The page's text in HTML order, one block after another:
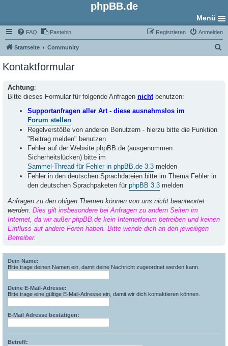
phpBB.de
Menü
FAQ Pastebin Anmelden
Registrieren
Startseite Community
Kontaktformular
Achtung:
Bitte dieses Formular für folgende Anfragen nichtbenutzen:
Supportanfragen aller Art - diese ausnahmslos im
Forum stellen
Regelverstöße von anderen Benutzern - hierzu bitte die Funktion
"Beitrag melden" benutzen
Fehler auf der Website phpBB.de (ausgenommen
Sicherheitslücken) bitte im
Sammel-Thread für Fehler in phpBB.de 3.3 melden
Fehler in den deutschen Sprachdateien bitte im Thema Fehler in
den deutschen Sprachpaketen für phpBB 3.3 melden
Anfragen zu den obigen Themen können von uns nicht beantwortet
werden. Dies gilt insbesondere bei Anfragen zu andern Seiten im
Internet, da wir außer phpBB.de kein Internetforum betreiben und keinen
Einfluss auf andere Foren haben. Bitte wende dich an den jeweiligen
Betreiber.
Dein Name:
Bitte trage deinen Namen ein, damit deine Nachricht zugeordnet werden kann.
Deine E-Mail-Adresse:
Bitte trage eine gültige E-Mail-Adresse ein, damit wir dich kontaktieren können.
E-Mail Adresse bestätigen:
Betreff: